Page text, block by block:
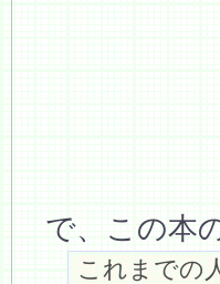
で、この本
これまでの